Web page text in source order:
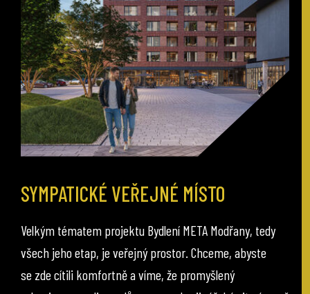
SYMPATICKÉ VEŘEJNÉ MÍSTO
Velkým tématem projektu Bydlení META Modřany, tedy
všech jeho etap, je veřejný prostor. Chceme, abyste
se zde cítili komfortně a víme, že promyšlený